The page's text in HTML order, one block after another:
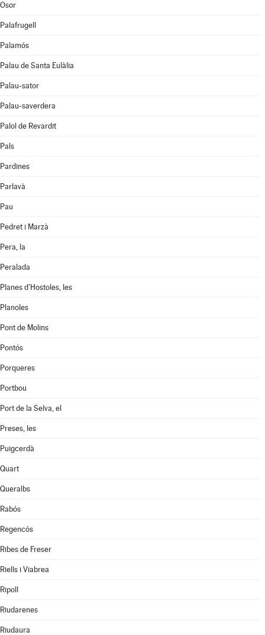
Osor
Palafrugell
Palamós
Palau de Santa Eulàlia
Palau-sator
Palau-saverdera
Palol de Revardit
Pals
Pardines
Parlavà
Pau
Pedret i Marzà
Pera, la
Peralada
Planes d'Hostoles, les
Planoles
Pont de Molins
Pontós
Porqueres
Portbou
Port de la Selva, el
Preses, les
Puigcerdà
Quart
Queralbs
Rabós
Regencós
Ribes de Freser
Riells i Viabrea
Ripoll
Riudarenes
Riudaura